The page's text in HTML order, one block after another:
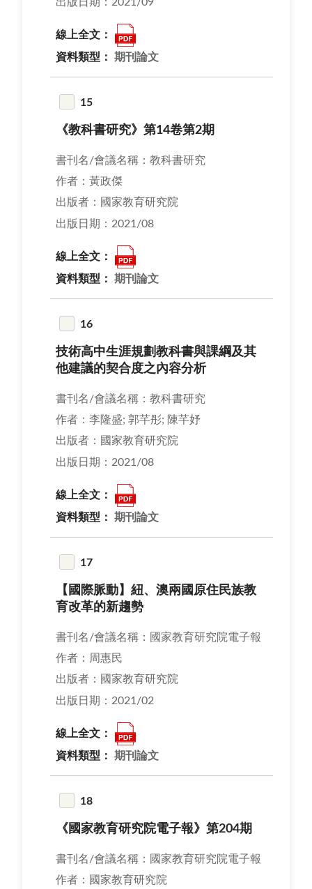
線上全文：
資料類型： 期刊論文
15
《教科書研究》第14卷第2期
書刊名/會議名稱：教科書研究
作者：黃政傑
出版者：國家教育研究院
出版日期：2021/08
線上全文：
資料類型： 期刊論文
16
技術高中生涯規劃教科書與課綱及其
他建議的契合度之內容分析
書刊名/會議名稱：教科書研究
作者：李隆盛; 郭芊彤; 陳芊妤
出版者：國家教育研究院
出版日期：2021/08
線上全文：
資料類型： 期刊論文
17
【國際脈動】紐、澳兩國原住民族教
育改革的新趨勢
書刊名/會議名稱：國家教育研究院電子報
作者：周惠民
出版者：國家教育研究院
出版日期：2021/02
線上全文：
資料類型： 期刊論文
18
《國家教育研究院電子報》第204期
書刊名/會議名稱：國家教育研究院電子報
作者：國家教育研究院